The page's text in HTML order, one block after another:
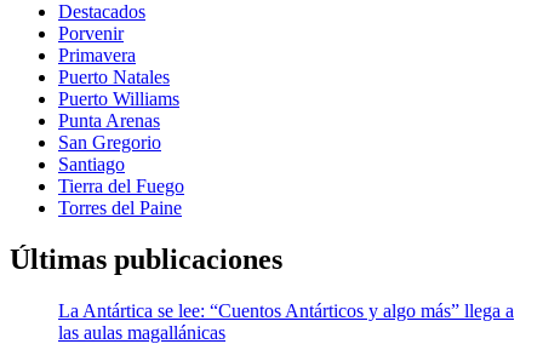
Destacados
Porvenir
Primavera
Puerto Natales
Puerto Williams
Punta Arenas
San Gregorio
Santiago
Tierra del Fuego
Torres del Paine
Últimas publicaciones
La Antártica se lee: “Cuentos Antárticos y algo más” llega a
las aulas magallánicas